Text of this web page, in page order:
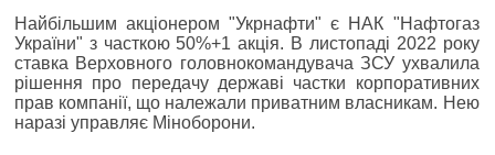
Найбільшим акціонером "Укрнафти" є НАК "Нафтогаз
України" з часткою 50%+1 акція. В листопаді 2022 року
ставка Верховного головнокомандувача ЗСУ ухвалила
рішення про передачу державі частки корпоративних
прав компанії, що належали приватним власникам. Нею
наразі управляє Міноборони.